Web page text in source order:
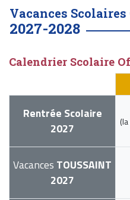
Vacances Scolaires
2027-2028
Calendrier Scolaire
Rentrée Scolaire
2027
Vacances TOUSSAINT
2027